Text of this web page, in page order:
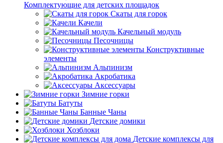
Комплектующие для детских площадок
Скаты для горок
Качели
Качельный модуль
Песочницы
Конструктивные
элементы
Альпинизм
Акробатика
Аксессуары
Зимние горки
Батуты
Банные Чаны
Детские домики
Хозблоки
Детские комплексы для